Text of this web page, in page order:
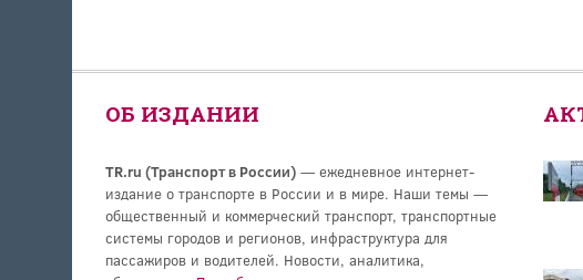
ОБ ИЗДАНИИ
TR.ru (Транспорт в России)— ежедневное интернет-
издание о транспорте в России и в мире. Наши темы —
общественный и коммерческий транспорт, транспортные
системы городов и регионов, инфраструктура для
пассажиров и водителей. Новости, аналитика,